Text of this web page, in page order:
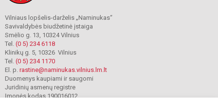
Vilniaus lopšelis-darželis „Naminukas“
Savivaldybės biudžetinė įstaiga
Smėlio g. 13, 10324 Vilnius
Tel. (0 5) 234 6118
Klinikų g. 5, 10326 Vilnius
Tel. (0 5) 234 1170
El. p. rastine@naminukas.vilnius.lm.lt
Duomenys kaupiami ir saugomi
Juridinių asmenų registre
Įmonės kodas 190016012